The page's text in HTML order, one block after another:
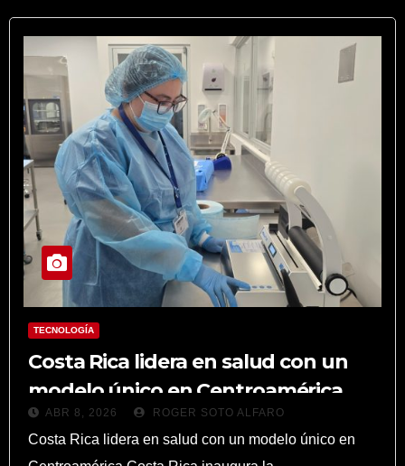
TECNOLOGÍA
Costa Rica lidera en salud con un
modelo único en Centroamérica
ABR 8, 2026 ROGER SOTO ALFARO
Costa Rica lidera en salud con un modelo único en